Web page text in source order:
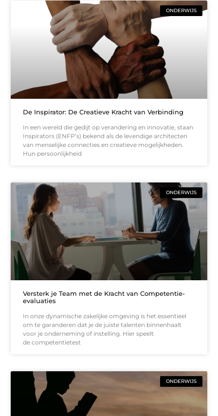
ONDERWIJS
De Inspirator: De Creatieve Kracht van Verbinding
In een wereld die gedijt op verandering en innovatie, staan
Inspirators (ENFP’s) bekend als de levendige architecten
van menselijke connecties en creatieve mogelijkheden.
Hun persoonlijkheid
ONDERWIJS
Versterk je Team met de Kracht van Competentie-
evaluaties
In onze dynamische zakelijke omgeving is het essentieel
om te garanderen dat je de juiste talenten binnenhaalt
voor je onderneming of instelling. Hier speelt
de competentietest
ONDERWIJS